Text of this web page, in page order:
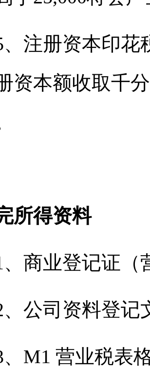
、注册资本印花
资本额收取千
所得资料
、商业登记证（
、公司资料登记
、M1 营业税表